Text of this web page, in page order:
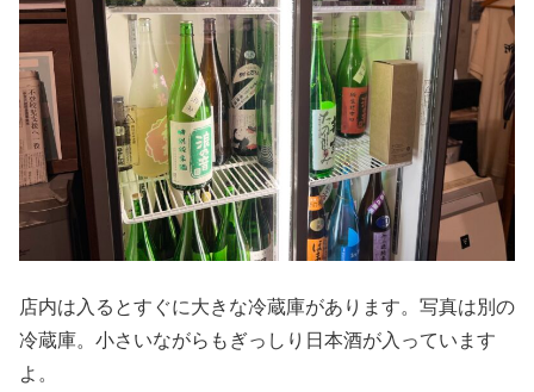
店内は入るとすぐに大きな冷蔵庫があります。写真は別の
冷蔵庫。小さいながらもぎっしり日本酒が入っています
よ。